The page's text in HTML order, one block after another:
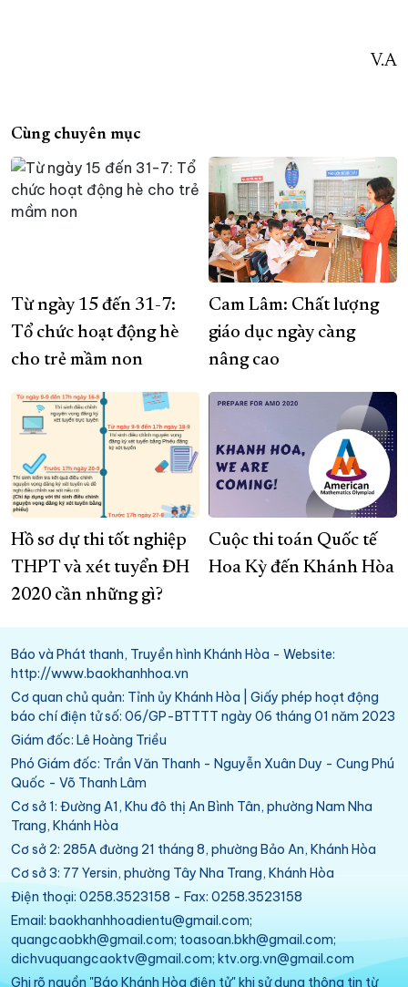
V.A
Cùng chuyên mục
Từ ngày 15 đến 31-7:
Tổ chức hoạt động hè
cho trẻ mầm non
Cam Lâm: Chất lượng
giáo dục ngày càng
nâng cao
Hồ sơ dự thi tốt nghiệp
THPT và xét tuyển ĐH
2020 cần những gì?
Cuộc thi toán Quốc tế
Hoa Kỳ đến Khánh Hòa
Báo và Phát thanh, Truyền hình Khánh Hòa - Website:
http://www.baokhanhhoa.vn
Cơ quan chủ quản: Tỉnh ủy Khánh Hòa | Giấy phép hoạt động
báo chí điện tử số: 06/GP-BTTTT ngày 06 tháng 01 năm 2023
Giám đốc: Lê Hoàng Triều
Phó Giám đốc: Trần Văn Thanh - Nguyễn Xuân Duy - Cung Phú
Quốc - Võ Thanh Lâm
Cơ sở 1: Đường A1, Khu đô thị An Bình Tân, phường Nam Nha
Trang, Khánh Hòa
Cơ sở 2: 285A đường 21 tháng 8, phường Bảo An, Khánh Hòa
Cơ sở 3: 77 Yersin, phường Tây Nha Trang, Khánh Hòa
Điện thoại: 0258.3523158 - Fax: 0258.3523158
Email: baokhanhhoadientu@gmail.com;
quangcaobkh@gmail.com; toasoan.bkh@gmail.com;
dichvuquangcaoktv@gmail.com; ktv.org.vn@gmail.com
Ghi rõ nguồn "Báo Khánh Hòa điện tử" khi sử dụng thông tin từ